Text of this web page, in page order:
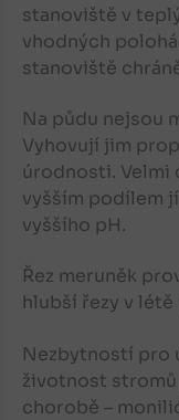
stanoviště v
vhodných
stanoviště
Na půdu nejsou
Vyhovují jim
úrodnosti. Velmi
vyšším podílem
vyššího pH.
Řez meruněk
hlubší řezy v
Nezbytností pro
životnost
chorobě –